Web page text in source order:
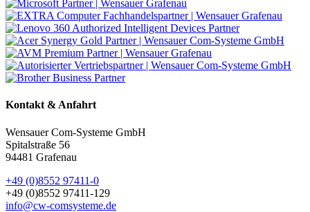
Kontakt & Anfahrt
Wensauer Com-Systeme GmbH
Spitalstraße 56
94481 Grafenau
+49 (0)8552 97411-0
+49 (0)8552 97411-129
info@cw-comsysteme.de